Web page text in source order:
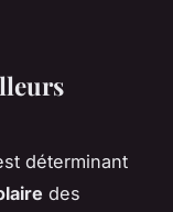
déterminant
des